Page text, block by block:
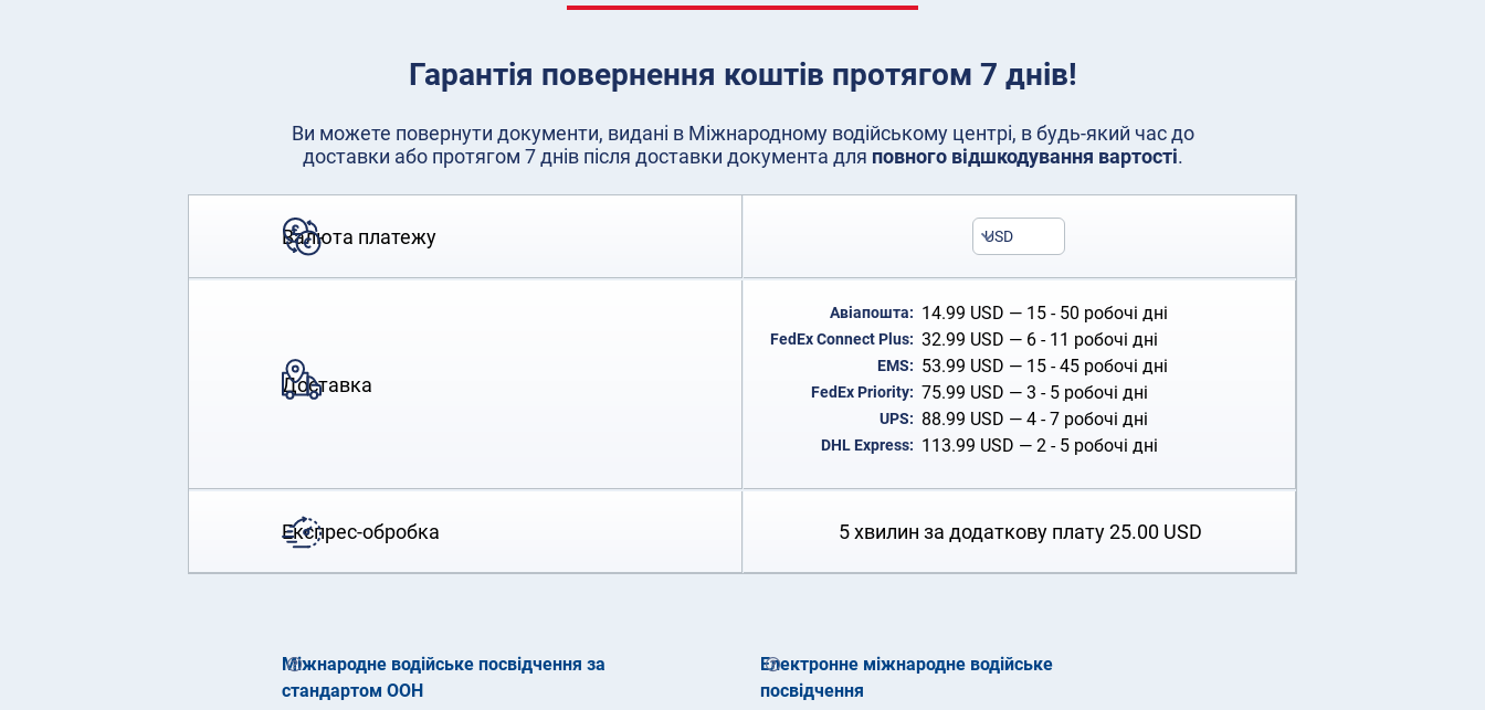
Гарантія повернення коштів протягом 7 днів!
Ви можете повернути документи, видані в Міжнародному водійському центрі, в будь-який час до
доставки або протягом 7 днів після доставки документа для повного відшкодування вартості.
Валюта платежу USD
Доставка
Авіапошта: 14.99 USD — 15 - 50 робочі дні
FedEx Connect Plus: 32.99 USD — 6 - 11 робочі дні
EMS: 53.99 USD — 15 - 45 робочі дні
FedEx Priority: 75.99 USD — 3 - 5 робочі дні
UPS: 88.99 USD — 4 - 7 робочі дні
DHL Express: 113.99 USD — 2 - 5 робочі дні
Експрес-обробка 5 хвилин за додаткову плату25.00 USD
Міжнародне водійське посвідчення за
стандартом ООН
Електронне міжнародне водійське
посвідчення